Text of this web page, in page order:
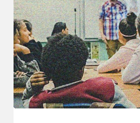
réjouit
de
l’engagement
à
annuler
les
changements
nuisibles